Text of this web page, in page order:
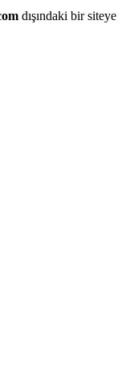
dışındaki bir siteye